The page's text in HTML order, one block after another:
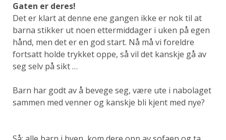
Gaten er deres!
Det er klart at denne ene gangen ikke er nok til at
barna stikker ut noen ettermiddager i uken på egen
hånd, men det er en god start. Nå må vi foreldre
fortsatt holde trykket oppe, så vil det kanskje gå av
seg selv på sikt …
Barn har godt av å bevege seg, være ute i nabolaget
sammen med venner og kanskje bli kjent med nye?